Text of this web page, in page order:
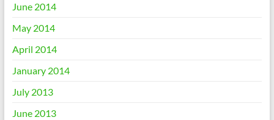
June 2014
May 2014
April 2014
January 2014
July 2013
June 2013